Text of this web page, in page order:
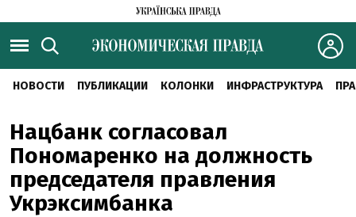
НОВОСТИ ПУБЛИКАЦИИ КОЛОНКИ ИНФРАСТРУКТУРА
Нацбанк согласовал
Пономаренко на должность
председателя правления
Укрэксимбанка